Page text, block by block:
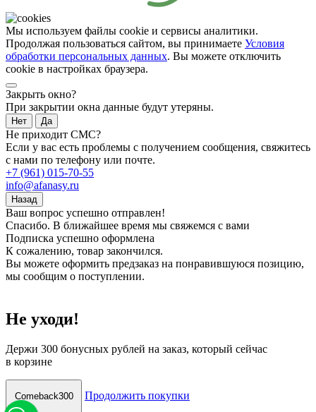
Мы используем файлы cookie и сервисы аналитики.
Продолжая пользоваться сайтом, вы принимаете Условия
обработки персональных данных. Вы можете отключить
cookie в настройках браузера.
Закрыть окно?
При закрытии окна данные будут утеряны.
Нет Да
Не приходит СМС?
Если у вас есть проблемы с получением сообщения, свяжитесь
с нами по телефону или почте.
+7 (961) 015-70-55
info@afanasy.ru
Назад
Ваш вопрос успешно отправлен!
Спасибо. В ближайшее время мы свяжемся с вами
Подписка успешно оформлена
К сожалению, товар закончился.
Вы можете оформить предзаказ на понравившуюся позицию,
мы сообщим о поступлении.
Не уходи!
Держи 300 бонусных рублей на заказ, который сейчас
в корзине
Comeback300
Продолжить покупки